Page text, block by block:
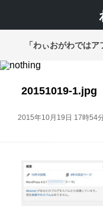
「わぃおがわでは
20151019-1.jpg
2015年10月19日 17時54